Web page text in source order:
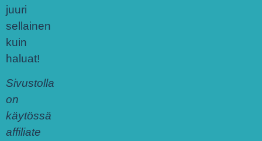
juuri
sellainen
kuin
haluat!
Sivustolla
on
käytössä
affiliate